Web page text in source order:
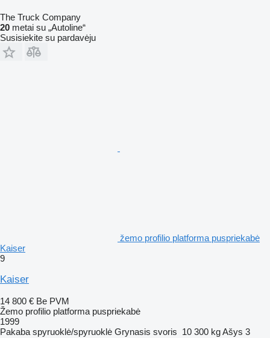
The Truck Company
20 metai su „Autoline“
Susisiekite su pardavėju
žemo profilio platforma puspriekabė
Kaiser
9
Kaiser
14 800 € Be PVM
Žemo profilio platforma puspriekabė
1999
Pakaba spyruoklė/spyruoklė Grynasis svoris 10 300 kgAšys 3